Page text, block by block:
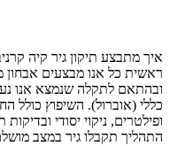
איך מתבצע תיקון גיר קיה
ראשית כל אנו מבצעים
ובהתאם לתקלה שנמצא אנו
כללי (אוברול). השיפוץ כולל
ופילטרים, ניקוי יסודי
התהליך תקבלו גיר במצב